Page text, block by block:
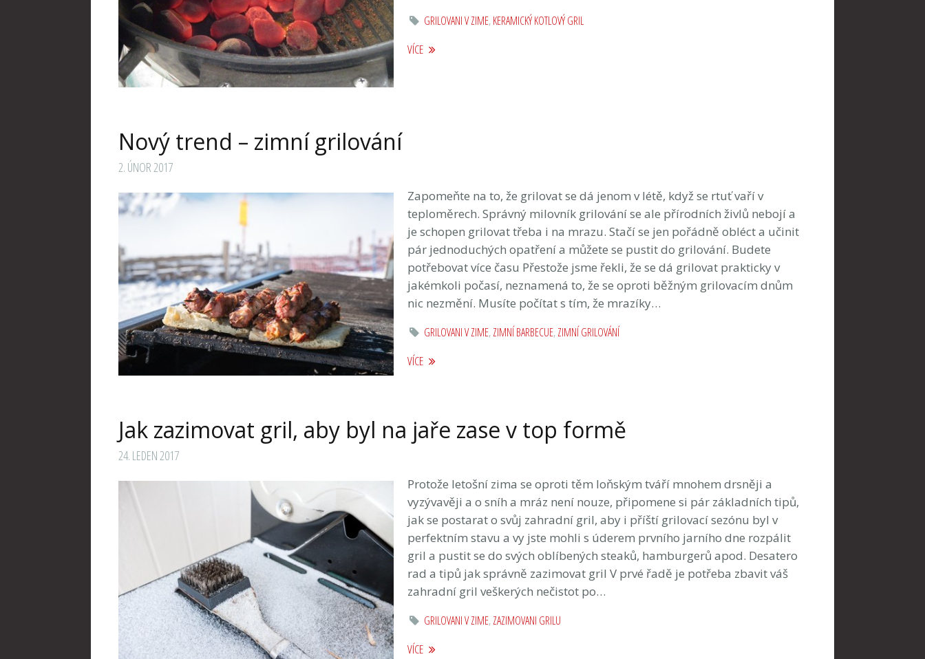
GRILOVANI V ZIME,KERAMICKÝ KOTLOVÝ GRIL
VÍCE
Nový trend – zimní grilování
2. ÚNOR 2017
Zapomeňte na to, že grilovat se dá jenom v létě, když se rtuť vaří v
teploměrech. Správný milovník grilování se ale přírodních živlů nebojí a
je schopen grilovat třeba i na mrazu. Stačí se jen pořádně obléct a učinit
pár jednoduchých opatření a můžete se pustit do grilování. Budete
potřebovat více času Přestože jsme řekli, že se dá grilovat prakticky v
jakémkoli počasí, neznamená to, že se oproti běžným grilovacím dnům
nic nezmění. Musíte počítat s tím, že mrazíky…
GRILOVANI V ZIME,ZIMNÍ BARBECUE,ZIMNÍ GRILOVÁNÍ
VÍCE
Jak zazimovat gril, aby byl na jaře zase v top formě
24. LEDEN 2017
Protože letošní zima se oproti těm loňským tváří mnohem drsněji a
vyzývavěji a o sníh a mráz není nouze, připomene si pár základních tipů,
jak se postarat o svůj zahradní gril, aby i příští grilovací sezónu byl v
perfektním stavu a vy jste mohli s úderem prvního jarního dne rozpálit
gril a pustit se do svých oblíbených steaků, hamburgerů apod. Desatero
rad a tipů jak správně zazimovat gril V prvé řadě je potřeba zbavit váš
zahradní gril veškerých nečistot po…
GRILOVANI V ZIME,ZAZIMOVANI GRILU
VÍCE